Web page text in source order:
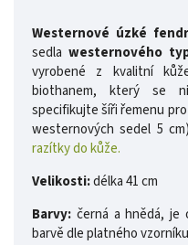
Westernové úzké
sedla westernového
vyrobené z kvalitní
biothanem, který se
specifikujte šíři řemenu
westernových sedel 5
razítky do kůže.
Velikosti:délka 41 cm
Barvy: černá a hnědá, je
barvě dle platného vzorníku